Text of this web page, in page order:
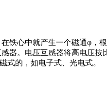
铁心中就产生一个磁通φ，
器。电压互感器将高电压按
式的，如电子式、光电式。